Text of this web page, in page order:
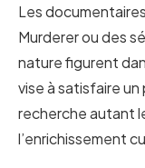
Les
Murderer ou des
nature figurent
vise à satisfaire
recherche autant
l’enrichissement